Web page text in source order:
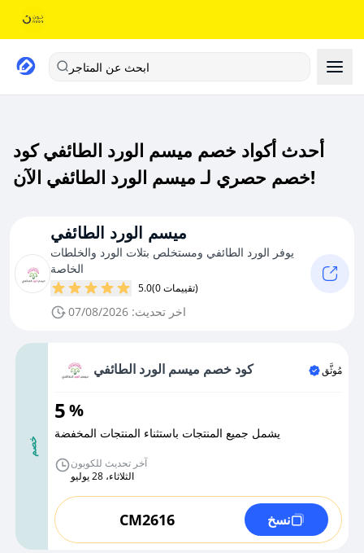
ابحث عن المتاجر
أحدث أكواد خصم ميسم الورد الطائفي كود
خصم حصري لـ ميسم الورد الطائفي الآن!
ميسم الورد الطائفي
يوفر الورد الطائفي ومستخلص بتلات الورد والخلطات
الخاصة
5.0 (0 تقييمات)
اخر تحديث: 07/08/2026
خصم
كود خصم ميسم الورد الطائفي مُوثَّق
5%
يشمل جميع المنتجات باستثناء المنتجات المخفضة
آخر تحديث للكوبون
الثلاثاء، 28 يوليو
CM2616 نسخ